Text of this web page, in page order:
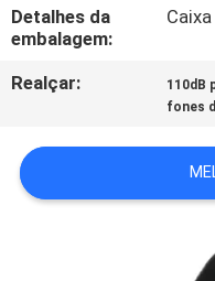
CONTROLE
DA
QUALIDADE
CONTACTE-
NOS
Detalhes da
embalagem:
Realçar: 110dB
fones